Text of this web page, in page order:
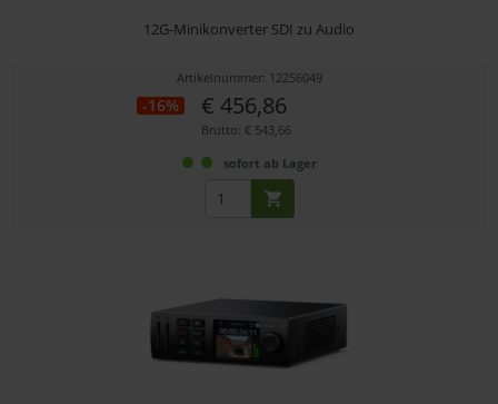
12G-Minikonverter SDI zu Audio
Artikelnummer: 12256049
-16% € 456,86
Brutto: € 543,66
sofort ab Lager